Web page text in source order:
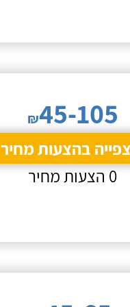
₪45-105
בהצעות מחיר
0 הצעות מחיר